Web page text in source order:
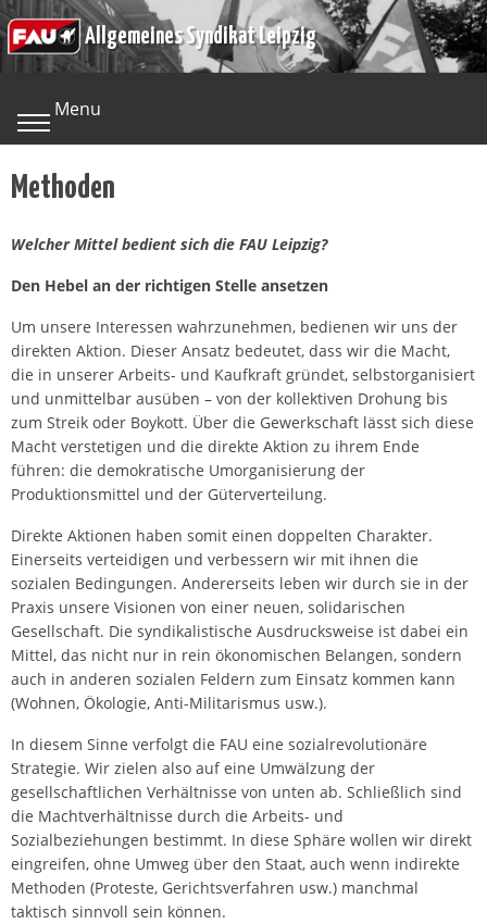
Skip
to
content
Allgemeines Syndikat Leipzig
Menu
Methoden
Welcher Mittel bedient sich die FAU Leipzig?
Den Hebel an der richtigen Stelle ansetzen
Um unsere Interessen wahrzunehmen, bedienen wir uns der
direkten Aktion. Dieser Ansatz bedeutet, dass wir die Macht,
die in unserer Arbeits- und Kaufkraft gründet, selbstorganisiert
und unmittelbar ausüben – von der kollektiven Drohung bis
zum Streik oder Boykott. Über die Gewerkschaft lässt sich diese
Macht verstetigen und die direkte Aktion zu ihrem Ende
führen: die demokratische Umorganisierung der
Produktionsmittel und der Güterverteilung.
Direkte Aktionen haben somit einen doppelten Charakter.
Einerseits verteidigen und verbessern wir mit ihnen die
sozialen Bedingungen. Andererseits leben wir durch sie in der
Praxis unsere Visionen von einer neuen, solidarischen
Gesellschaft. Die syndikalistische Ausdrucksweise ist dabei ein
Mittel, das nicht nur in rein ökonomischen Belangen, sondern
auch in anderen sozialen Feldern zum Einsatz kommen kann
(Wohnen, Ökologie, Anti-Militarismus usw.).
In diesem Sinne verfolgt die FAU eine sozialrevolutionäre
Strategie. Wir zielen also auf eine Umwälzung der
gesellschaftlichen Verhältnisse von unten ab. Schließlich sind
die Machtverhältnisse durch die Arbeits- und
Sozialbeziehungen bestimmt. In diese Sphäre wollen wir direkt
eingreifen, ohne Umweg über den Staat, auch wenn indirekte
Methoden (Proteste, Gerichtsverfahren usw.) manchmal
taktisch sinnvoll sein können.